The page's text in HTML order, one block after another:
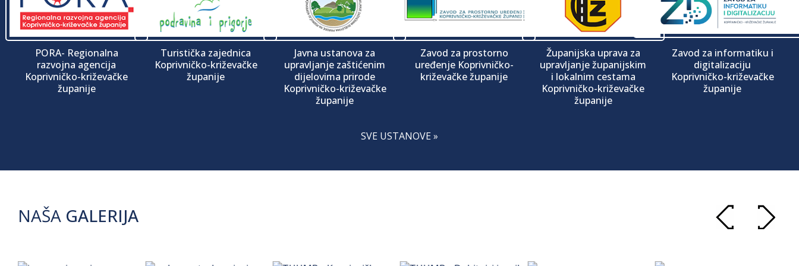
PORA- Regionalna
razvojna agencija
Koprivničko-križevačke
županije
Turistička zajednica
Koprivničko-križevačke
županije
Javna ustanova za
upravljanje zaštićenim
dijelovima prirode
Koprivničko-križevačke
županije
Zavod za prostorno
uređenje Koprivničko-
križevačke županije
Županijska uprava za
upravljanje županijskim
i lokalnim cestama
Koprivničko-križevačke
županije
Zavod za informatiku i
digitalizaciju
Koprivničko-križevačke
županije
SVE USTANOVE »
NAŠA GALERIJA